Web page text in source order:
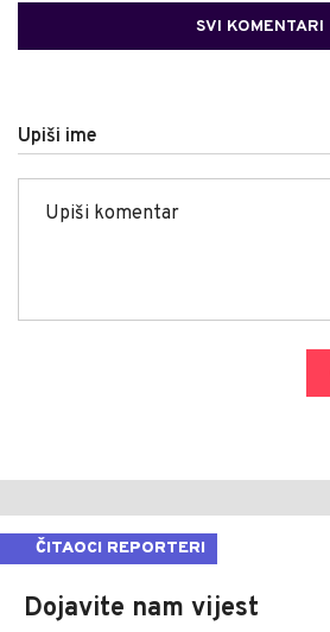
SVI KOMENTARI
Upiši ime
ČITAOCI REPORTERI
Dojavite nam vijest